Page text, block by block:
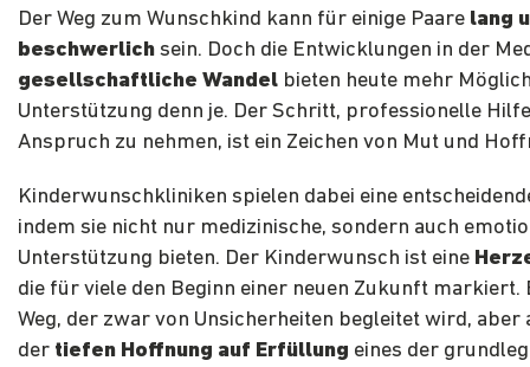
Der Weg zum Wunschkind kann für einige Paare lang
beschwerlich sein. Doch die Entwicklungen in der
gesellschaftliche Wandel bieten heute mehr
Unterstützung denn je. Der Schritt, professionelle
Anspruch zu nehmen, ist ein Zeichen von Mut und
Kinderwunschkliniken spielen dabei eine
indem sie nicht nur medizinische, sondern auch
Unterstützung bieten. Der Kinderwunsch ist eine
die für viele den Beginn einer neuen Zukunft markiert.
Weg, der zwar von Unsicherheiten begleitet wird, aber
der tiefen Hoffnung auf Erfüllung eines der